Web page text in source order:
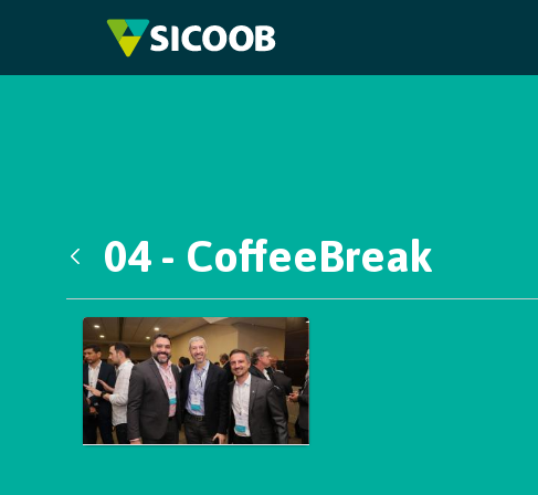
Pular para o Conteúdo principal
04 - CoffeeBreak
Galeria de Mídias